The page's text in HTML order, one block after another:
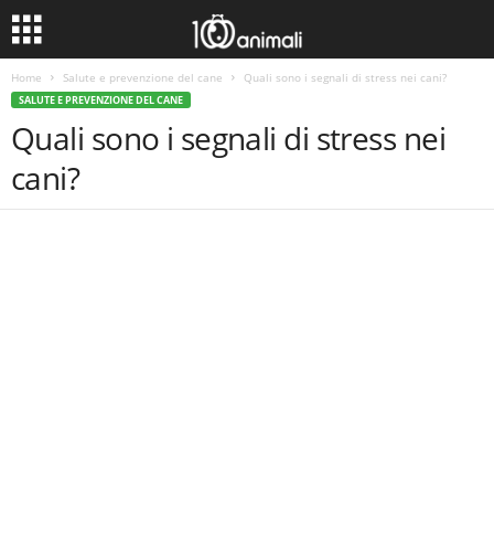
Home Salute e prevenzione del cane Quali sono i segnali di stress nei cani?
SALUTE E PREVENZIONE DEL CANE
Quali sono i segnali di stress nei
cani?